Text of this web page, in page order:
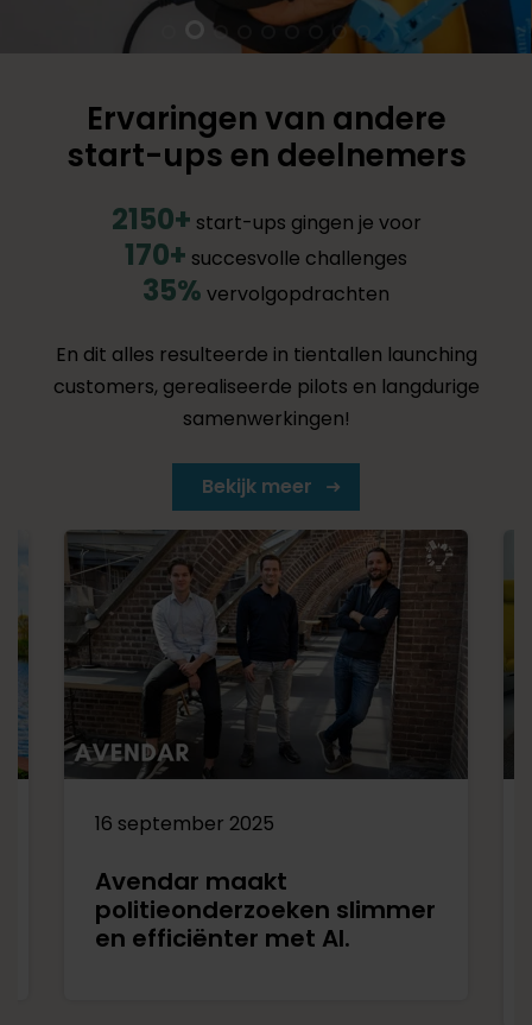
Ervaringen van andere
start-ups en deelnemers
2150+ start-ups gingen je voor
170+ succesvolle challenges
35% vervolgopdrachten
En dit alles resulteerde in tientallen launching
customers, gerealiseerde pilots en langdurige
samenwerkingen!
Bekijk meer
16 september 2025
Avendar maakt
politieonderzoeken slimmer
en efficiënter met AI. ​